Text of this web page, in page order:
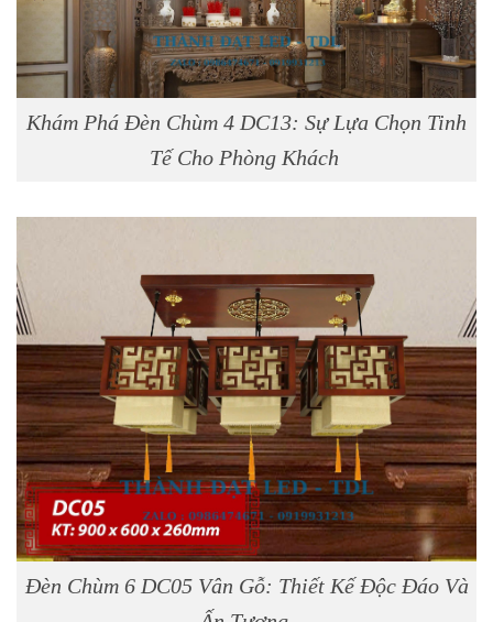
Khám Phá Đèn Chùm 4 DC13: Sự Lựa Chọn Tinh
Tế Cho Phòng Khách
Đèn Chùm 6 DC05 Vân Gỗ: Thiết Kế Độc Đáo Và